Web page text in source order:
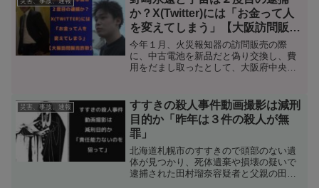
が激しく統合失調症でないのかという声
やしかるべき医療を受けていれば今回の
事件は発生しなかったとではということ
について調べてみました。
由は全て父親のせいだと思い込んでの犯
行だったとのことです。被告が裁判の最
後に発した「遺族の方に申し訳ない」と
いうまるで他人事のようなコメントの理
由を考察してみました。
か？X(Twitter)には「お金って人
を変えてしまう」【大阪訪問販売
詐欺】
今年１月、火災報知器の訪問販売の際
に、中古電池を新品だと偽り交換し、費
用をだまし取ったとして、大阪府中央区
野崎とわ容疑者らは、高齢者の住む集合
住宅を狙って火災報知器の交換を執拗に
売り込み、約10か月の間に3500万円の売
り上げがあったということです。野崎永
遠容疑者は、過去にも似たような詐欺で
逮捕されていて、X(Twitter)での書きこみ
も見られたので、過去の詐欺の内容や
X(Twitter)について調べてみたいと思いま
災害、事故、速報
すすきの殺人事件動画撮影は減刑
目的か「昨年は３件の殺人が無
罪」
北海道札幌市のすすきので頭部のない遺
体が見つかり、死体遺棄や損壊の疑いで
逮捕された田村瑠奈容疑者と父親の田村